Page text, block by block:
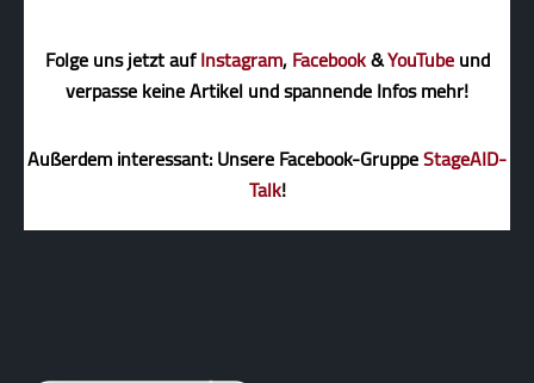
Folge uns jetzt aufInstagram,Facebook&YouTubeund
verpasse keine Artikel und spannende Infos mehr!
Außerdem interessant: Unsere Facebook-GruppeStageAID-
Talk!